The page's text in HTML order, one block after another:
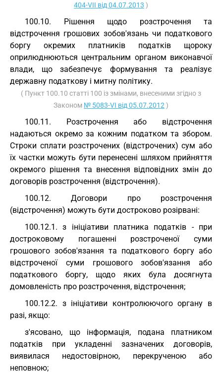
404-VII від 04.07.2013 )
100.10. Рішення щодо розстрочення та
відстрочення грошових зобов'язань чи податкового
боргу окремих платників податків щороку
оприлюднюються центральним органом виконавчої
влади, що забезпечує формування та реалізує
державну податкову і митну політику.
( Пункт 100.10 статті 100 із змінами, внесеними згідно з
Законом № 5083-VI від 05.07.2012 )
100.11. Розстрочення або відстрочення
надаються окремо за кожним податком та збором.
Строки сплати розстрочених (відстрочених) сум або
їх частки можуть бути перенесені шляхом прийняття
окремого рішення та внесення відповідних змін до
договорів розстрочення (відстрочення).
100.12. Договори про розстрочення
(відстрочення) можуть бути достроково розірвані:
100.12.1. з ініціативи платника податків - при
достроковому погашенні розстроченої суми
грошового зобов'язання та податкового боргу або
відстроченої суми грошового зобов'язання або
податкового боргу, щодо яких була досягнута
домовленість про розстрочення, відстрочення;
100.12.2. з ініціативи контролюючого органу в
разі, якщо:
з'ясовано, що інформація, подана платником
податків при укладенні зазначених договорів,
виявилася недостовірною, перекрученою або
неповною;